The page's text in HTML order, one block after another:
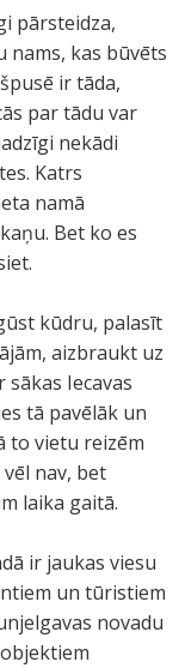
pārsteidza,
nams, kas būvēts
ir tāda,
par tādu var
nekādi
Katrs
namā
Bet ko es
kūdru, palasīt
aizbraukt uz
Iecavas
tā pavēlāk un
to vietu reizēm
vēl nav, bet
laika gaitā.
ir jaukas viesu
un tūristiem
novadu